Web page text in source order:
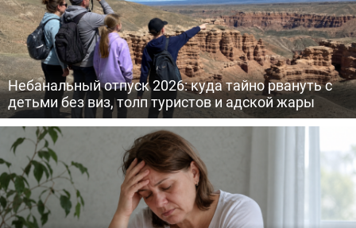
Небанальный отпуск 2026: куда тайно рвануть с
детьми без виз, толп туристов и адской жары